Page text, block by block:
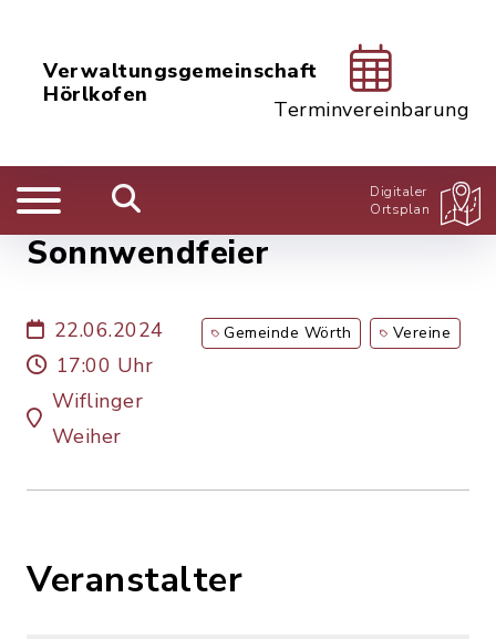
Verwaltungsgemeinschaft
Hörlkofen
Terminvereinbarung
Digitaler
Ortsplan
Sonnwendfeier
22.06.2024
17:00 Uhr
Wiflinger
Weiher
Gemeinde Wörth Vereine
Veranstalter